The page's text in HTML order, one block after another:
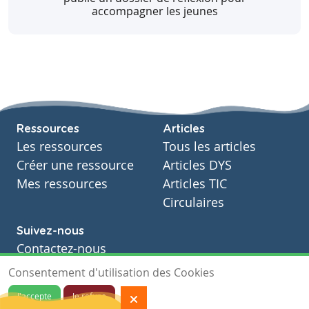
d’évaluer l’une et l’autre.accompagner les jeunes
Ressources
Les ressources
Créer une ressource
Mes ressources
Articles
Tous les articles
Articles DYS
Articles TIC
Circulaires
Suivez-nous
Contactez-nous
Soutien scolaire
Notre page Facebook
Consentement d'utilisation des Cookies
J'accepte Je refuse